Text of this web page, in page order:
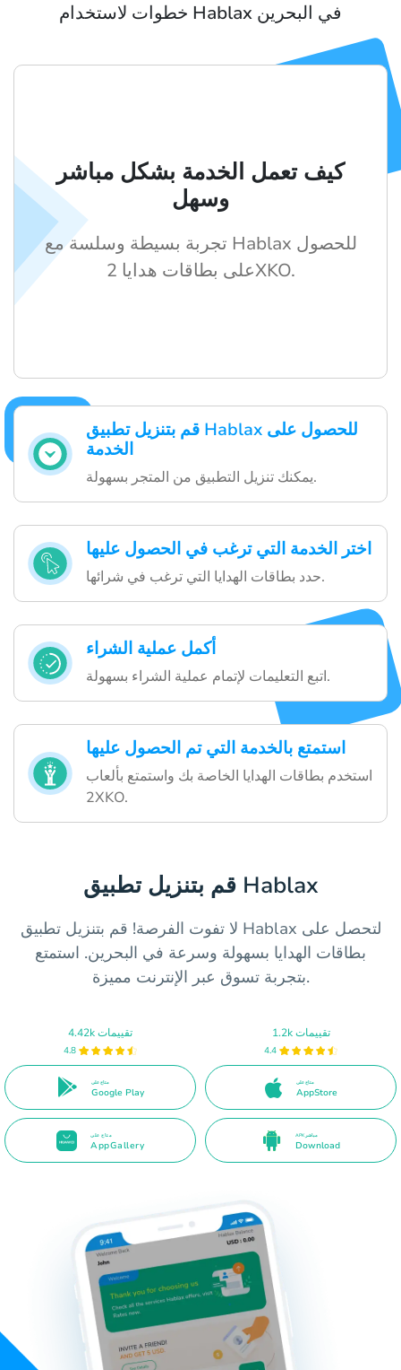
خطوات لاستخدام Hablax في البحرين
قم بتنزيل تطبيق Hablax للحصول على
الخدمة
يمكنك تنزيل التطبيق من المتجر بسهولة.
اختر الخدمة التي ترغب في الحصول عليها
حدد بطاقات الهدايا التي ترغب في شرائها.
أكمل عملية الشراء
اتبع التعليمات لإتمام عملية الشراء بسهولة.
استمتع بالخدمة التي تم الحصول عليها
استخدم بطاقات الهدايا الخاصة بك واستمتع بألعاب
2XKO.
كيف تعمل الخدمة بشكل مباشر
وسهل
تجربة بسيطة وسلسة مع Hablax للحصول
على بطاقات هدايا 2XKO.
قم بتنزيل تطبيق Hablax
لا تفوت الفرصة! قم بتنزيل تطبيق Hablax لتحصل على
بطاقات الهدايا بسهولة وسرعة في البحرين. استمتع
بتجربة تسوق عبر الإنترنت مميزة.
4.42k تقييمات
4.8
متاح على
Google Play
1.2k تقييمات
4.4
متاح على
AppStore
متاح على
AppGallery
APK مباشر
Download